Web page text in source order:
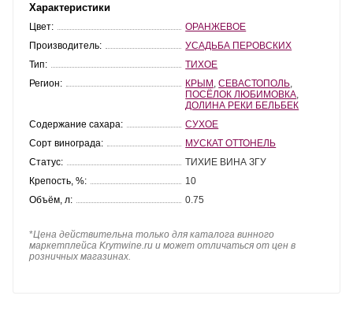
Характеристики
Цвет:
ОРАНЖЕВОЕ
Производитель:
УСАДЬБА ПЕРОВСКИХ
Тип:
ТИХОЕ
Регион:
КРЫМ ,СЕВАСТОПОЛЬ
ПОСЁЛОК ЛЮБИМОВКА
ДОЛИНА РЕКИ БЕЛЬБЕК
Содержание сахара:
СУХОЕ
Сорт винограда:
МУСКАТ ОТТОНЕЛЬ
Статус:
ТИХИЕ ВИНА ЗГУ
Крепость, %:
10
Объём, л:
0.75
*Цена действительна только для каталога винного
маркетплейса Krymwine.ru и может отличаться от цен в
розничных магазинах.